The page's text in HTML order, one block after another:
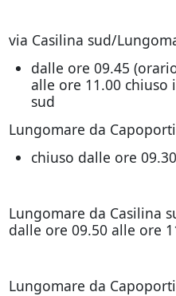
via Casilina sud/
dalle ore 09.45
alle ore 11.00 chiuso
sud
Lungomare da
chiuso dalle ore
Lungomare da Casilina
dalle ore 09.50 alle ore
Lungomare da